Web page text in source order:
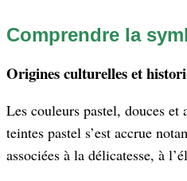
Comprendre la
Origines culturelles et
Les couleurs pastel, douces
teintes pastel s’est accrue
associées à la délicatesse, à